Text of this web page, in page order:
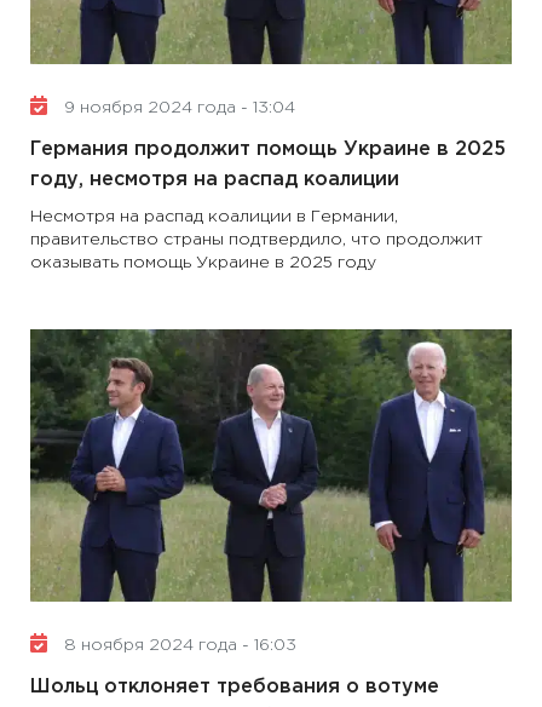
9 ноября 2024 года - 13:04
Германия продолжит помощь Украине в 2025
году, несмотря на распад коалиции
Несмотря на распад коалиции в Германии,
правительство страны подтвердило, что продолжит
оказывать помощь Украине в 2025 году
8 ноября 2024 года - 16:03
Шольц отклоняет требования о вотуме